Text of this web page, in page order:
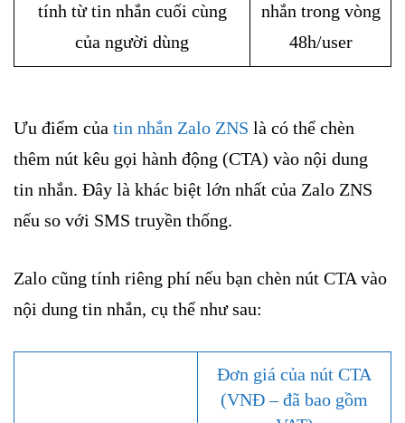
tính từ tin nhắn cuối cùng
của người dùng
nhắn trong vòng
48h/user
Ưu điểm của tin nhắn Zalo ZNS là có thể chèn
thêm nút kêu gọi hành động (CTA) vào nội dung
tin nhắn. Đây là khác biệt lớn nhất của Zalo ZNS
nếu so với SMS truyền thống.
Zalo cũng tính riêng phí nếu bạn chèn nút CTA vào
nội dung tin nhắn, cụ thể như sau:
Đơn giá của nút CTA
(VNĐ – đã bao gồm